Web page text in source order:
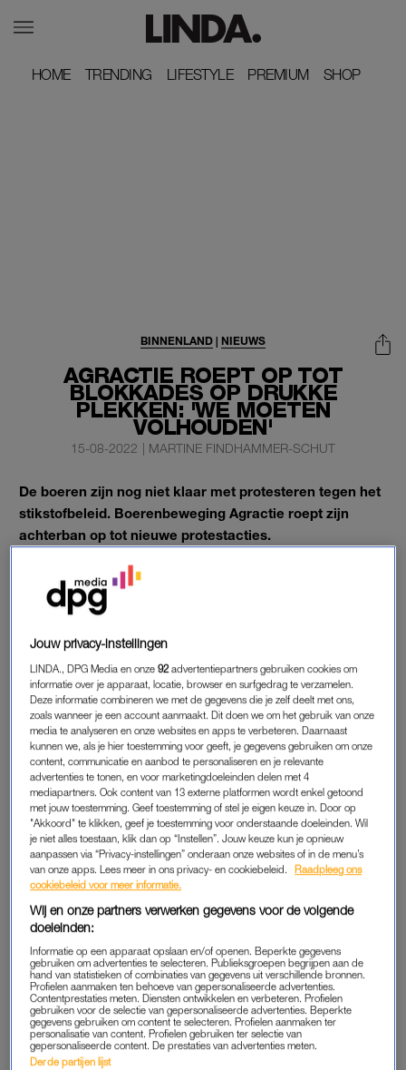
HOME
HOME TRENDING
TRENDING LIFESTYLE
LIFESTYLE PREMIUM
PREMIUM SHOP
SHOP
AGRACTIE ROEPT OP TOT
BLOKKADES OP DRUKKE
PLEKKEN: 'WE MOETEN
VOLHOUDEN'
BINNENLAND | NIEUWS
15-08-2022 | MARTINE FINDHAMMER-SCHUT
De boeren zijn nog niet klaar met protesteren tegen het
stikstofbeleid. Boerenbeweging Agractie roept zijn
achterban op tot nieuwe protestacties.
“We moeten volhouden met onze acties.” Zo begint
melkveehouder Erik Luiten, kopstuk van Agractie, zijn
maandag gepubliceerde videoboodschap.
AGRACTIE ROEPT OP TOT BLOKKADES
Hij vervolgt: “Of dat nou een publieksvriendelijke is, zoals
binnenkort met de start van de Vuelta, of acties die scherper
zijn, ze moeten plaatsvinden. Soms met zo min mogelijk
inspanning, want we zijn allemaal druk, maar wel met een
groot effect.
Denk er daarbij bijvoorbeeld aan standstills te organiseren op
drukke plekken bij je in de buurt. Dit kun je vaak met kleinere
groepen al goed realiseren.”
Agractie wil, net als andere boerenorganisaties, dathet
stikstofbeleid
landbouw dwingen om de uitstoot van stikstof tussen nu en
2030 te halveren. Dit zou kunnen betekenen dat de veestapel
flink kleiner moet worden.
PROTESTACTIES
Jouw privacy-instellingen
LINDA., DPG Media en onze92 advertentiepartners gebruiken cookies om
informatie over je apparaat, locatie, browser en surfgedrag te verzamelen.
Deze informatie combineren we met de gegevens die je zelf deelt met ons,
zoals wanneer je een account aanmaakt. Dit doen we om het gebruik van onze
media te analyseren en onze websites en apps te verbeteren. Daarnaast
kunnen we, als je hier toestemming voor geeft, je gegevens gebruiken om onze
content, communicatie en aanbod te personaliseren en je relevante
advertenties te tonen, en voor marketingdoeleinden delen met 4
mediapartners. Ook content van 13 externe platformen wordt enkel getoond
met jouw toestemming. Geef toestemming of stel je eigen keuze in. Door op
"Akkoord" te klikken, geef je toestemming voor onderstaande doeleinden. Wil
je niet alles toestaan, klik dan op “Instellen”. Jouw keuze kun je opnieuw
aanpassen via “Privacy-instellingen” onderaan onze websites of in de menu’s
van onze apps. Lees meer in ons privacy- en cookiebeleid.
Raadpleeg ons
cookiebeleid voor meer informatie.
Wij en onze partners verwerken gegevens voor de volgende
doeleinden:
Informatie op een apparaat opslaan en/of openen. Beperkte gegevens
gebruiken om advertenties te selecteren. Publieksgroepen begrijpen aan de
hand van statistieken of combinaties van gegevens uit verschillende bronnen.
Profielen aanmaken ten behoeve van gepersonaliseerde advertenties.
Contentprestaties meten. Diensten ontwikkelen en verbeteren. Profielen
gebruiken voor de selectie van gepersonaliseerde advertenties. Beperkte
gegevens gebruiken om content te selecteren. Profielen aanmaken ter
personalisatie van content. Profielen gebruiken ter selectie van
gepersonaliseerde content. De prestaties van advertenties meten.
Derde partijen lijst